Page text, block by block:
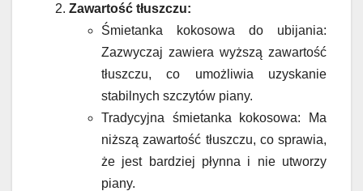
Zawartość tłuszczu:
Śmietanka kokosowa do ubijania:
Zazwyczaj zawiera wyższą zawartość
tłuszczu, co umożliwia uzyskanie
stabilnych szczytów piany.
Tradycyjna śmietanka kokosowa: Ma
niższą zawartość tłuszczu, co sprawia,
że jest bardziej płynna i nie utworzy
piany.